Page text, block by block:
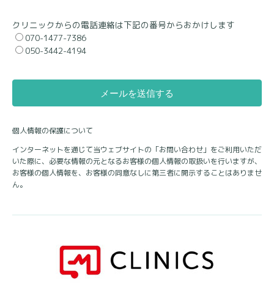
クリニックからの電話連絡は下記の番号からおかけします
070-1477-7386
050-3442-4194
個人情報の保護について
インターネットを通じて当ウェブサイトの「お問い合わせ」をご利用いただ
いた際に、必要な情報の元となるお客様の個人情報の取扱いを行いますが、
お客様の個人情報を、お客様の同意なしに第三者に開示することはありませ
ん。